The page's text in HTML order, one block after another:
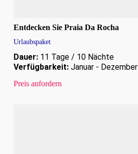
Entdecken Sie Praia Da Rocha
Urlaubspaket
Dauer:11 Tage / 10 Nächte
Verfügbarkeit:Januar - Dezember
Preis anfordern